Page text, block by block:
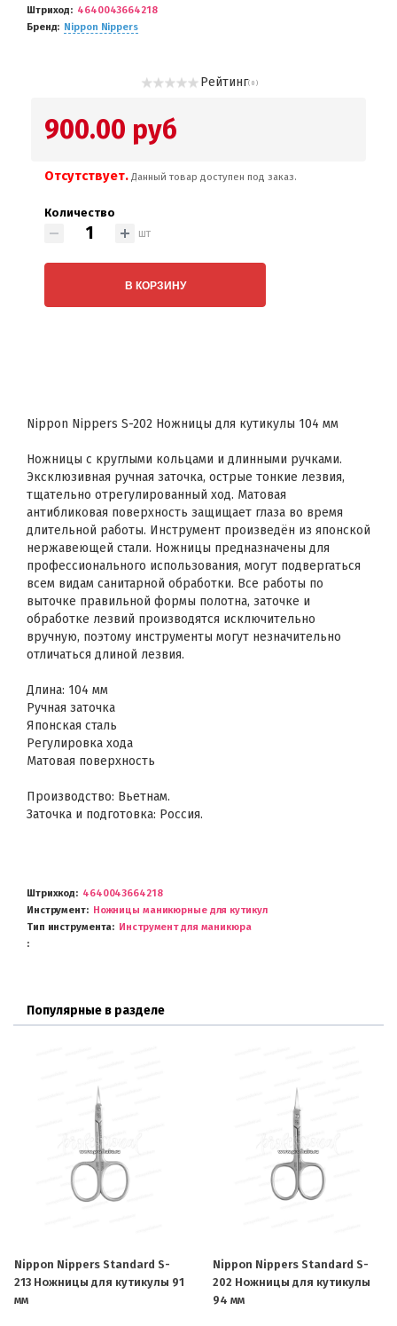
Штриход
4640043664218
Бренд
Nippon Nippers
Рейтинг( 0 )
900.00 руб
Отсутствует. Данный товар доступен под заказ.
Количество
шт
В КОРЗИНУ
Nippon Nippers S-202 Ножницы для кутикулы 104 мм
Ножницы с круглыми кольцами и длинными ручками.
Эксклюзивная ручная заточка, острые тонкие лезвия,
тщательно отрегулированный ход. Матовая
антибликовая поверхность защищает глаза во время
длительной работы. Инструмент произведён из японской
нержавеющей стали. Ножницы предназначены для
профессионального использования, могут подвергаться
всем видам санитарной обработки. Все работы по
выточке правильной формы полотна, заточке и
обработке лезвий производятся исключительно
вручную, поэтому инструменты могут незначительно
отличаться длиной лезвия.
Длина: 104 мм
Ручная заточка
Японская сталь
Регулировка хода
Матовая поверхность
Производство: Вьетнам.
Заточка и подготовка: Россия.
Штрихкод
4640043664218
Инструмент
Ножницы маникюрные для кутикул
Тип инструмента
Инструмент для маникюра
Популярные в разделе
Nippon Nippers Standard S-
213 Ножницы для кутикулы 91
мм
Nippon Nippers Standard S-
202 Ножницы для кутикулы
94 мм